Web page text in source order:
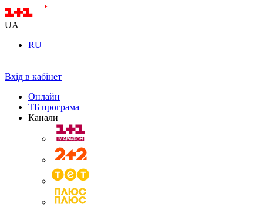
UA
RU
Вхід в кабінет
Онлайн
ТБ програма
Канали